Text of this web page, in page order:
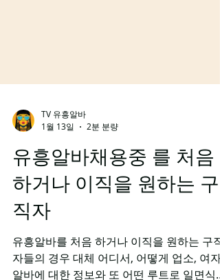
TV 유흥알바
1월 13일
2분 분량